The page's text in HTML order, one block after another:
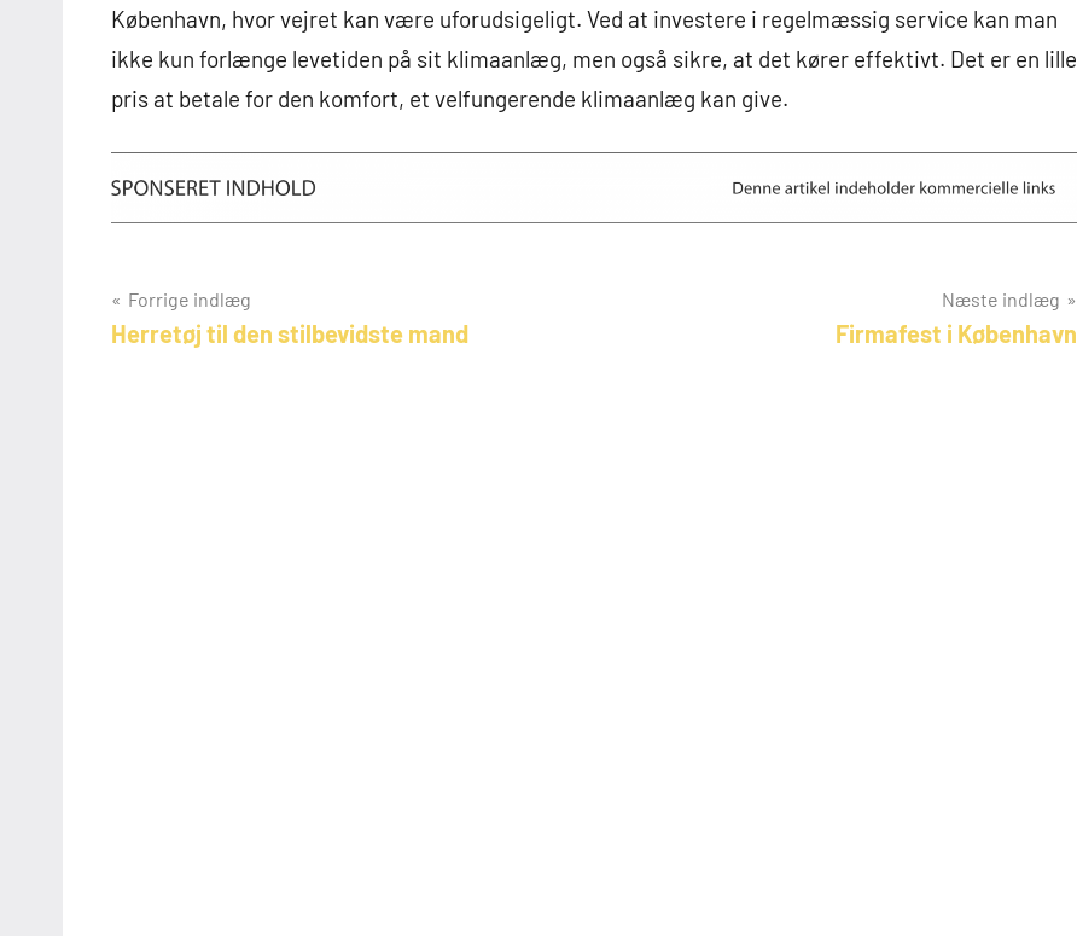
København, hvor vejret kan være uforudsigeligt. Ved at investere i regelmæssig service kan man
ikke kun forlænge levetiden på sit klimaanlæg, men også sikre, at det kører effektivt. Det er en lille
pris at betale for den komfort, et velfungerende klimaanlæg kan give.
Indlægsnavigation
Forrige indlæg
Herretøj til den stilbevidste mand
Næste indlæg
Firmafest i København